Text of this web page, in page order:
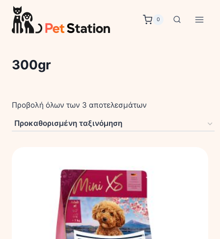
Skip
content
0
300gr
Προβολή όλων των 3 αποτελεσμάτων